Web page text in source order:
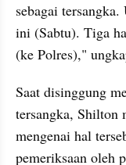
sebagai
ini (Sabtu). Tiga
(ke Polres),"
Saat disinggung
tersangka, Shilton
mengenai hal
pemeriksaan oleh